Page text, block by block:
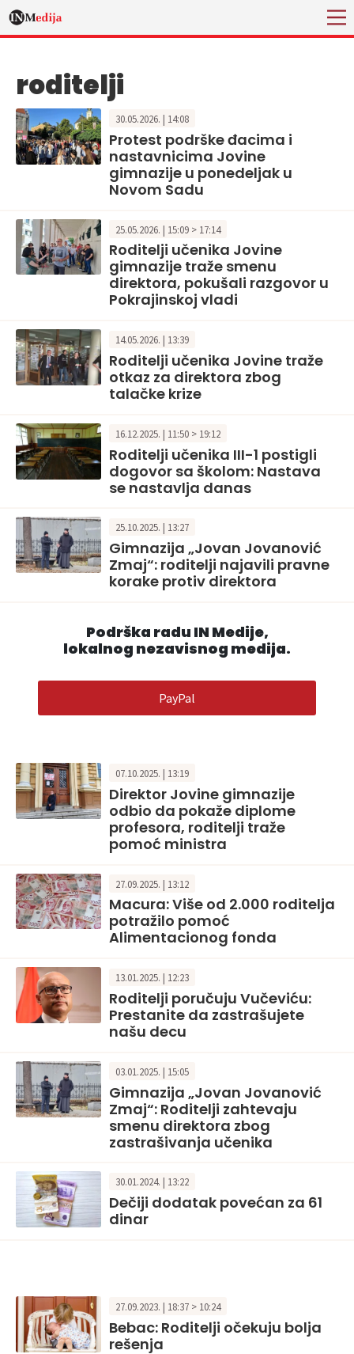
roditelji
30.05.2026. | 14:08
Protest podrške đacima i
nastavnicima Jovine
gimnazije u ponedeljak u
Novom Sadu
25.05.2026. | 15:09 > 17:14
Roditelji učenika Jovine
gimnazije traže smenu
direktora, pokušali razgovor u
Pokrajinskoj vladi
14.05.2026. | 13:39
Roditelji učenika Jovine traže
otkaz za direktora zbog
talačke krize
16.12.2025. | 11:50 > 19:12
Roditelji učenika III-1 postigli
dogovor sa školom: Nastava
se nastavlja danas
25.10.2025. | 13:27
Gimnazija „Jovan Jovanović
Zmaj“: roditelji najavili pravne
korake protiv direktora
Podrška radu IN Medije,
lokalnog nezavisnog medija.
PayPal
07.10.2025. | 13:19
Direktor Jovine gimnazije
odbio da pokaže diplome
profesora, roditelji traže
pomoć ministra
27.09.2025. | 13:12
Macura: Više od 2.000 roditelja
potražilo pomoć
Alimentacionog fonda
13.01.2025. | 12:23
Roditelji poručuju Vučeviću:
Prestanite da zastrašujete
našu decu
03.01.2025. | 15:05
Gimnazija „Jovan Jovanović
Zmaj“: Roditelji zahtevaju
smenu direktora zbog
zastrašivanja učenika
30.01.2024. | 13:22
Dečiji dodatak povećan za 61
dinar
27.09.2023. | 18:37 > 10:24
Bebac: Roditelji očekuju bolja
rešenja